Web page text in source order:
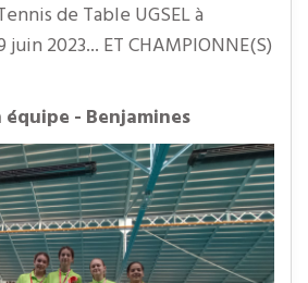
de Table UGSEL à
2023... ET CHAMPIONNE(S)
- Benjamines